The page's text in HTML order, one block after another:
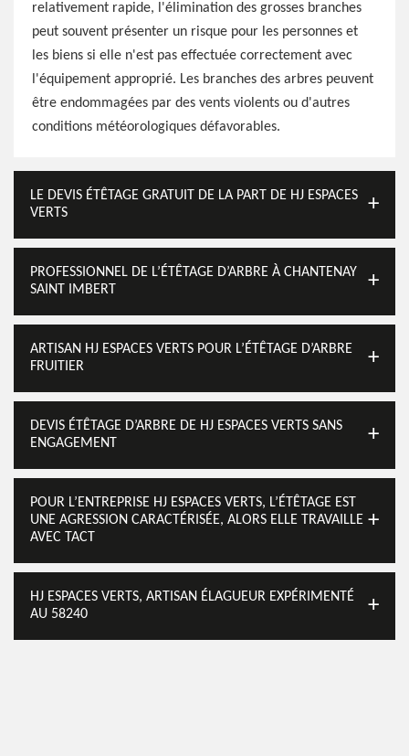
relativement rapide, l'élimination des grosses branches
peut souvent présenter un risque pour les personnes et
les biens si elle n'est pas effectuée correctement avec
l'équipement approprié. Les branches des arbres peuvent
être endommagées par des vents violents ou d'autres
conditions météorologiques défavorables.
LE DEVIS ÉTÊTAGE GRATUIT DE LA PART DE HJ ESPACES
VERTS
PROFESSIONNEL DE L’ÉTÊTAGE D’ARBRE À CHANTENAY
SAINT IMBERT
ARTISAN HJ ESPACES VERTS POUR L’ÉTÊTAGE D’ARBRE
FRUITIER
DEVIS ÉTÊTAGE D’ARBRE DE HJ ESPACES VERTS SANS
ENGAGEMENT
POUR L’ENTREPRISE HJ ESPACES VERTS, L’ÉTÊTAGE EST
UNE AGRESSION CARACTÉRISÉE, ALORS ELLE TRAVAILLE
AVEC TACT
HJ ESPACES VERTS, ARTISAN ÉLAGUEUR EXPÉRIMENTÉ
AU 58240